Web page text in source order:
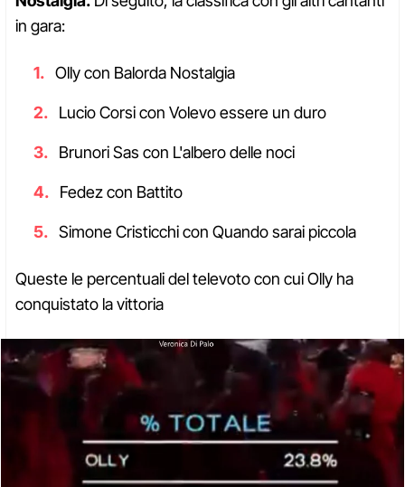
in gara:
Olly con Balorda Nostalgia
Lucio Corsi con Volevo essere un duro
Brunori Sas con L'albero delle noci
Fedez con Battito
Simone Cristicchi con Quando sarai piccola
Queste le percentuali del televoto con cui Olly ha
conquistato la vittoria